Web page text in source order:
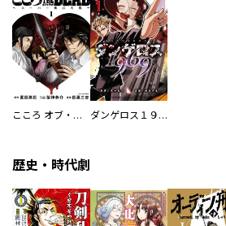
こころ オブ・ザ・デッド ～スーパー漱石大戦～ ダンゲロス１９６９
歴史・時代劇